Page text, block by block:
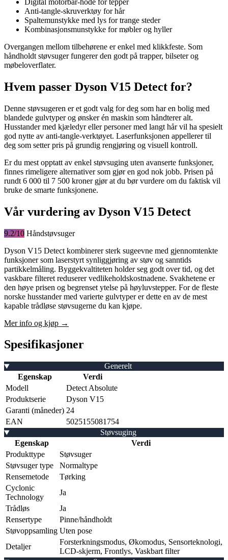
Digital motorbar-hode for tepper
Anti-tangle-skruverktøy for hår
Spaltemunstykke med lys for trange steder
Kombinasjonsmunstykke for møbler og hyller
Overgangen mellom tilbehørene er enkel med klikkfeste. Som
håndholdt støvsuger fungerer den godt på trapper, bilseter og
møbeloverflater.
Hvem passer Dyson V15 Detect for?
Denne støvsugeren er et godt valg for deg som har en bolig med
blandede gulvtyper og ønsker én maskin som håndterer alt.
Husstander med kjæledyr eller personer med langt hår vil ha spesielt
god nytte av anti-tangle-verktøyet. Laserfunksjonen appellerer til
deg som setter pris på grundig rengjøring og visuell kontroll.
Er du mest opptatt av enkel støvsuging uten avanserte funksjoner,
finnes rimeligere alternativer som gjør en god nok jobb. Prisen på
rundt 6 000 til 7 500 kroner gjør at du bør vurdere om du faktisk vil
bruke de smarte funksjonene.
Vår vurdering av Dyson V15 Detect
9.2/10 Håndstøvsuger
Dyson V15 Detect kombinerer sterk sugeevne med gjennomtenkte
funksjoner som laserstyrt synliggjøring av støv og sanntids
partikkelmåling. Byggekvaltiteten holder seg godt over tid, og det
vaskbare filteret reduserer vedlikeholdskostnadene. Svakhetene er
den høye prisen og begrenset ytelse på høyluvstepper. For de fleste
norske husstander med varierte gulvtyper er dette en av de mest
kapable trådløse støvsugerne du kan kjøpe.
Mer info og kjøp →
Spesifikasjoner
Generelt
Egenskap
Verdi
Modell
Detect Absolute
Produktserie
Dyson V15
Garanti (måneder) 24
EAN
5025155081754
Støvsuging
Egenskap
Verdi
Produkttype
Støvsuger
Støvsuger type
Normaltype
Rensemetode
Tørking
Cyclonic
Technology
Ja
Trådløs
Ja
Rensertype
Pinne/håndholdt
Støvoppsamling Uten pose
Detaljer
Forsterkningsmodus, Økomodus, Sensorteknologi,
LCD-skjerm, Frontlys, Vaskbart filter